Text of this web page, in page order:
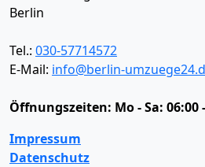
Berlin
Tel.: 030-57714572
E-Mail: info@berlin-
Öffnungszeiten: Mo - Sa: 06:00
Impressum
Datenschutz